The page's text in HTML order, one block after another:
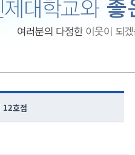
12호점